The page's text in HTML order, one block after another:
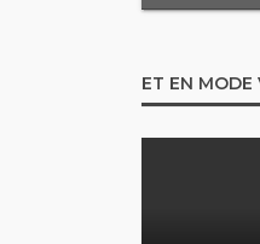
ET EN MODE